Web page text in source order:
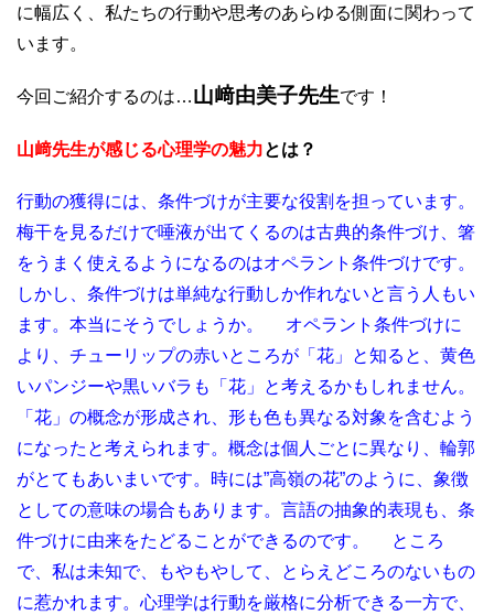
に幅広く、私たちの行動や思考のあらゆる側面に関わって
います。
今回ご紹介するのは…山﨑由美子先生です！
山﨑先生が感じる心理学の魅力とは？
行動の獲得には、条件づけが主要な役割を担っています。
梅干を見るだけで唾液が出てくるのは古典的条件づけ、箸
をうまく使えるようになるのはオペラント条件づけです。
しかし、条件づけは単純な行動しか作れないと言う人もい
ます。本当にそうでしょうか。 オペラント条件づけに
より、チューリップの赤いところが「花」と知ると、黄色
いパンジーや黒いバラも「花」と考えるかもしれません。
「花」の概念が形成され、形も色も異なる対象を含むよう
になったと考えられます。概念は個人ごとに異なり、輪郭
がとてもあいまいです。時には”高嶺の花”のように、象徴
としての意味の場合もあります。言語の抽象的表現も、条
件づけに由来をたどることができるのです。 ところ
で、私は未知で、もやもやして、とらえどころのないもの
に惹かれます。心理学は行動を厳格に分析できる一方で、